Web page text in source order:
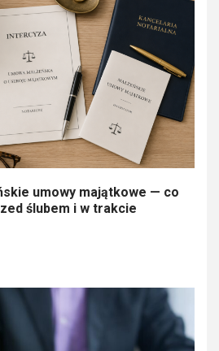
umowy majątkowe — co
ślubem i w trakcie